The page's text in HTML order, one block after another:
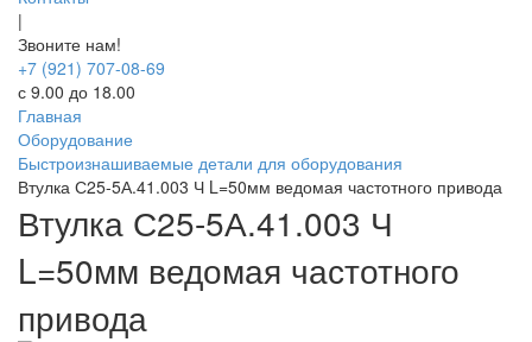
|
Звоните нам!
+7 (921) 707-08-69
с 9.00 до 18.00
Главная
Оборудование
Быстроизнашиваемые детали для оборудования
Втулка С25-5А.41.003 Ч L=50мм ведомая частотного привода
Втулка С25-5А.41.003 Ч
L=50мм ведомая частотного
привода